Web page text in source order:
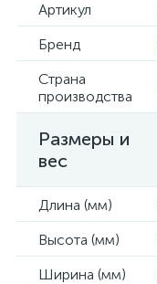
Артикул
Бренд
Страна
производства
Размеры и
вес
Длина (мм)
Высота (мм)
Ширина (мм)